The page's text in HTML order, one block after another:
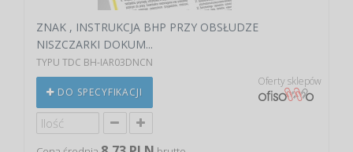
ZNAK , INSTRUKCJA BHP PRZY OBSŁUDZE
NISZCZARKI DOKUM...
TYPU TDC BH-IAR03DNCN
DO SPECYFIKACJI
Oferty sklepów